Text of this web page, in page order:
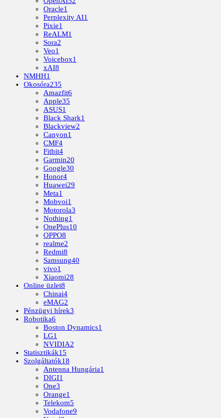
Oracle1
Perplexity AI1
Pixie1
ReALM1
Sora2
Veo1
Voicebox1
xAI8
NMHH1
Okosóra235
Amazfit6
Apple35
ASUS1
Black Shark1
Blackview2
Canyon1
CMF4
Fitbit4
Garmin20
Google30
Honor4
Huawei29
Meta1
Mobvoi1
Motorola3
Nothing1
OnePlus10
OPPO8
realme2
Redmi8
Samsung40
vivo1
Xiaomi28
Online üzlet8
Chinai4
eMAG2
Pénzügyi hírek3
Robotika6
Boston Dynamics1
LG1
NVIDIA2
Statisztikák15
Szolgáltatók18
Antenna Hungária1
DIGI1
One3
Orange1
Telekom5
Vodafone9